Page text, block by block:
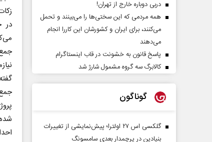
در
دربی دوباره خارج از تهران!
همه مردمی که این سختی‌ها را می‌بینند و تحمل
می‌کنند، برای ایران و کشورشان این کاررا انجام
می‌دهند
پاسخ قانون به خشونت در قاب اینستاگرام
کالابرگ سه گروه مشمول شارژ شد
گوناگون
گلکسی اس ۲۷ اولترا؛ پیش‌نمایشی از تغییرات
بنیادین در پرچمدار بعدی سامسونگ